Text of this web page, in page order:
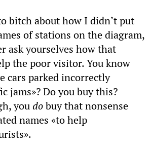
bitch about how I didn’t put
of stations on the diagram,
ask yourselves how that
the poor visitor. You know
cars parked incorrectly
jams»? Do you buy this?
you dobuy that nonsense
names «to help